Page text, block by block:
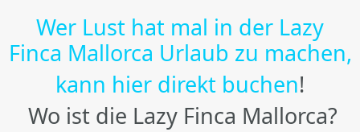
Wer Lust hat mal in der Lazy
Finca Mallorca Urlaub zu machen,
kann hier direkt buchen!
Wo ist die Lazy Finca Mallorca?